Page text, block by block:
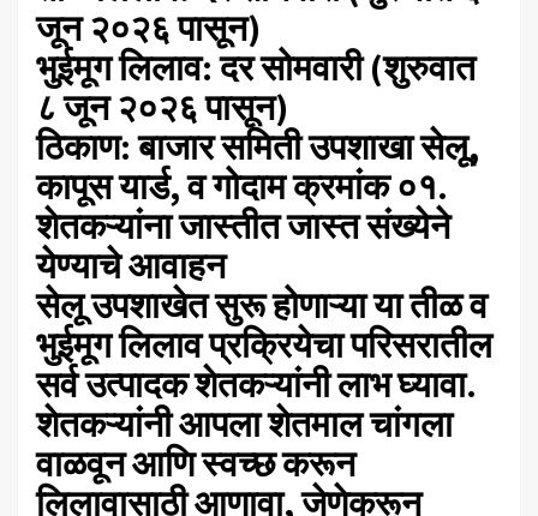
जून २०२६ पासून)
​भुईमूग लिलाव: दर सोमवारी (शुरुवात
८ जून २०२६ पासून)
​ठिकाण: बाजार समिती उपशाखा सेलू,
कापूस यार्ड, व गोदाम क्रमांक ०१.
​शेतकऱ्यांना जास्तीत जास्त संख्येने
येण्याचे आवाहन
​सेलू उपशाखेत सुरू होणाऱ्या या तीळ व
भुईमूग लिलाव प्रक्रियेचा परिसरातील
सर्व उत्पादक शेतकऱ्यांनी लाभ घ्यावा.
शेतकऱ्यांनी आपला शेतमाल चांगला
वाळवून आणि स्वच्छ करून
लिलावासाठी आणावा, जेणेकरून